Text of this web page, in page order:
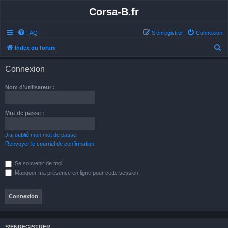
Corsa-B.fr
FAQ Connexion
S’enregistrer
Index du forum
Connexion
Nom d’utilisateur :
Mot de passe :
J’ai oublié mon mot de passe
Renvoyer le courriel de confirmation
Se souvenir de moi
Masquer ma présence en ligne pour cette session